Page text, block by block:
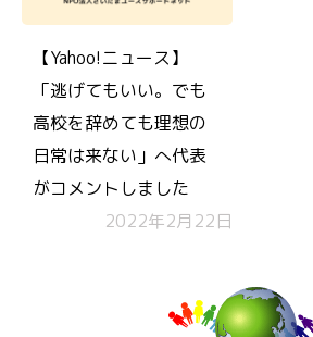
【Yahoo!ニュース】
「逃げてもいい。でも
高校を辞めても理想の
日常は来ない」へ代表
がコメントしました
2022年2月22日